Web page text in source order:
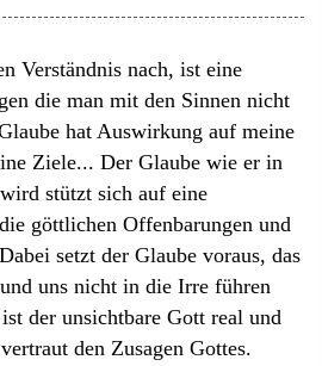
Verständnis nach, ist eine
die man mit den Sinnen nicht
hat Auswirkung auf meine
Ziele... Der Glaube wie er in
stützt sich auf eine
göttlichen Offenbarungen und
setzt der Glaube voraus, das
uns nicht in die Irre führen
der unsichtbare Gott real und
den Zusagen Gottes.